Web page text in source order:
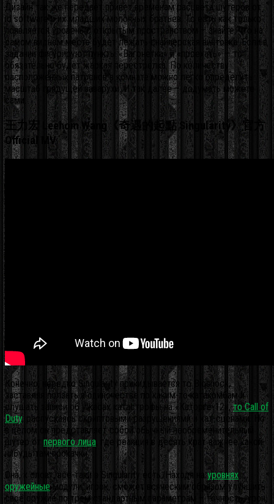
Дизайн так же передаёт привет временам расцвета шутеров от
id software и их младших молочных братьев. То есть как только
появляется уровень с открытым пространством – знайте, что на
самом видном месте будет лежать снайперская винтовка. Если в
задании фигурируют пункты «Вагонетка» и «проехать» — то
обязательно будет жаркая перестрелка. По количеству
расположенных патронов в комнате можно легко определить
масштаб грядущей заварухи. И так далее – додумать можете
сами.
王力宏 Leehom Wang《奇遇的起點 Singularity》官方
Official MV
Конечно, нередко Singularity прикидывается то Bioshock,
заставляя ползать в одиночестве по каким-то катакомбам и
слушать записи об ужасах катастрофы на «Каторге-12»,то Call of
Duty, распускаясь скриптовыми разрушениями и кат-сценами. Но
в целом он представляет собой обычный необременительный
шутер от первого лица , где реакция в десять крат важнее какой-
нибудь там прокачки.
Она, к слову, всё-таки в Singularity есть. Находя науровнях
оружейныемодули, игрок, сможет всяческим образом улучшить
своё оружие по трём стандартным параметрам – точность, урон,